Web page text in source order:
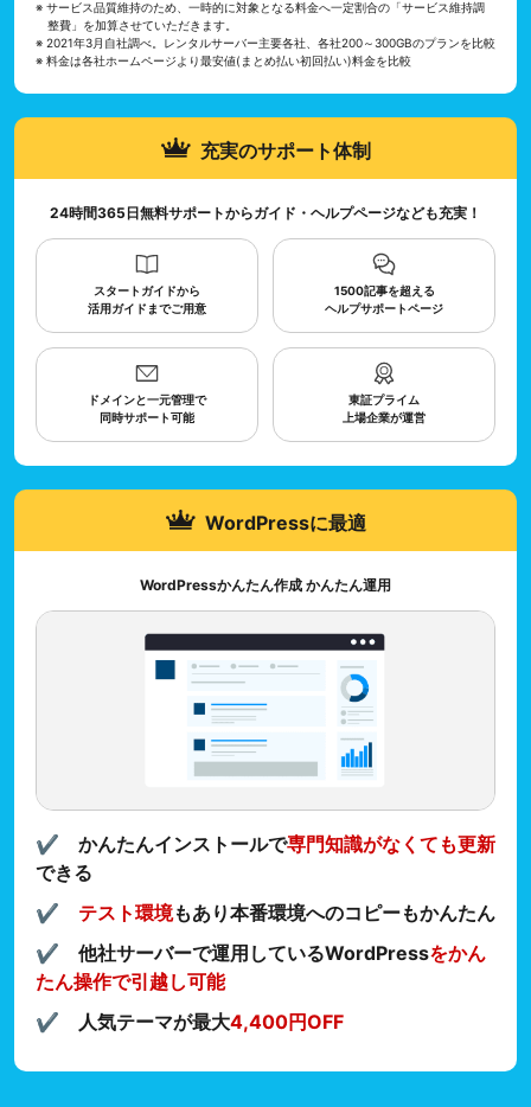
※ サービス品質維持のため、一時的に対象となる料金へ一定割合の「サービス維持調
整費」を加算させていただきます。
※ 2021年3月自社調べ。レンタルサーバー主要各社、各社200～300GBのプランを比較
※ 料金は各社ホームページより最安値(まとめ払い初回払い)料金を比較
充実のサポート体制
24時間365日無料サポートからガイド・ヘルプページなども充実！
スタートガイドから
活用ガイドまでご用意
1500記事を超える
ヘルプサポートページ
ドメインと一元管理で
同時サポート可能
東証プライム
上場企業が運営
WordPressに最適
WordPressかんたん作成 かんたん運用
✔︎ かんたんインストールで専門知識がなくても更新
できる
✔︎ テスト環境もあり本番環境へのコピーもかんたん
✔︎ 他社サーバーで運用しているWordPressをかん
たん操作で引越し可能
✔︎ 人気テーマが最大4,400円OFF